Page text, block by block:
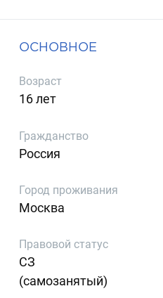
ОСНОВНОЕ
Возраст
16 лет
Гражданство
Россия
Город проживания
Москва
Правовой статус
СЗ
(самозанятый)